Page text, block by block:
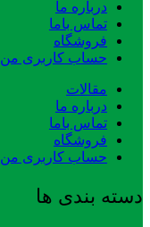
درباره ما
تماس باما
فروشگاه
حساب کاربری من
مقالات
درباره ما
تماس باما
فروشگاه
حساب کاربری من
دسته بندی ها